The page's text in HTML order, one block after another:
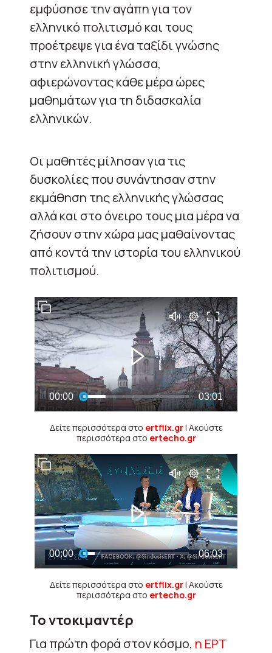
εμφύσησε την αγάπη για τον
ελληνικό πολιτισμό και τους
προέτρεψε για ένα ταξίδι γνώσης
στην ελληνική γλώσσα,
αφιερώνοντας κάθε μέρα ώρες
μαθημάτων για τη διδασκαλία
ελληνικών.
Οι μαθητές μίλησαν για τις
δυσκολίες που συνάντησαν στην
εκμάθηση της ελληνικής γλώσσας
αλλά και στο όνειρο τους μια μέρα να
ζήσουν στην χώρα μας μαθαίνοντας
από κοντά την ιστορία του ελληνικού
πολιτισμού.
Δείτε περισσότερα στο ertflix.gr| Ακούστε
περισσότερα στο ertecho.gr
Δείτε περισσότερα στο ertflix.gr| Ακούστε
περισσότερα στο ertecho.gr
Το ντοκιμαντέρ
Για πρώτη φορά στον κόσμο, η ΕΡΤ